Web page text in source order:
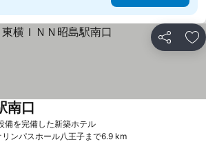
シェア お
備を完備した新築ホテル
南口
リンパスホール八王子まで6.9 km